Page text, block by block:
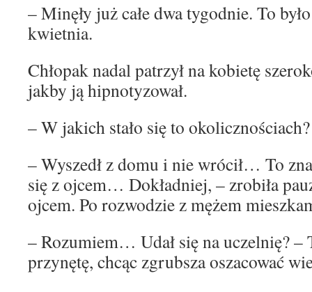
– Minęły już całe dwa tygodnie. To
kwietnia.
Chłopak nadal patrzył na kobietę
jakby ją hipnotyzował.
– W jakich stało się to okolicznościach?
– Wyszedł z domu i nie wrócił… To
się z ojcem… Dokładniej, – zrobiła
ojcem. Po rozwodzie z mężem
– Rozumiem… Udał się na uczelnię? –
przynętę, chcąc zgrubsza oszacować